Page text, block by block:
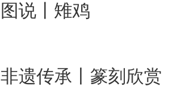
图说丨雉鸡
非遗传承丨篆刻欣赏